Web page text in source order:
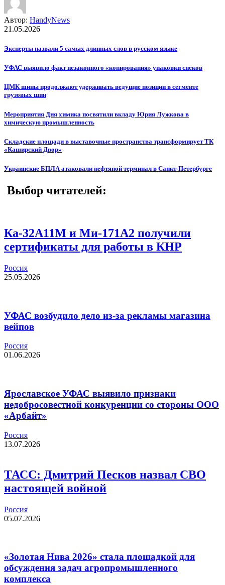
Автор: HandyNews
21.05.2026
Эксперты назвали 5 самых длинных слов в русском языке
УФАС выявило факт незаконного «копирования» упаковки снеков
ЦМК шины продолжают удерживать ведущие позиции в сегменте
грузовых шин
Мероприятия Дня химика посвятили вкладу Юрия Лужкова в
химическую промышленность
Складские площади в выставочные пространства трансформирует ТК
«Каширский Двор»
Украинские БПЛА атаковали нефтяной терминал в Санкт-Петербурге
Выбор читателей:
Ка-32А11М и Ми-171А2 получили
сертификаты для работы в КНР
Россия
25.05.2026
УФАС возбудило дело из-за рекламы магазина
вейпов
Россия
01.06.2026
Ярославское УФАС выявило признаки
недобросовестной конкуренции со стороны ООО
«Арбайт»
Россия
13.07.2026
ТАСС: Дмитрий Песков назвал СВО
настоящей войной
Россия
05.07.2026
«Золотая Нива 2026» стала площадкой для
обсуждения задач агропромышленного
комплекса